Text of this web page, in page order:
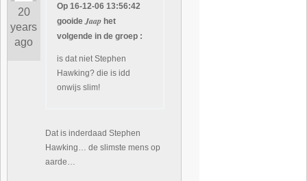
20
years
ago
Op 16-12-06 13:56:42
gooide Jaap het
volgende in de groep :
is dat niet Stephen
Hawking? die is idd
onwijs slim!
Dat is inderdaad Stephen
Hawking… de slimste mens op
aarde…